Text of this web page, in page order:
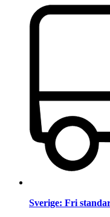
Sverige: Fri